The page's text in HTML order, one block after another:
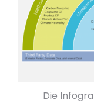
Die